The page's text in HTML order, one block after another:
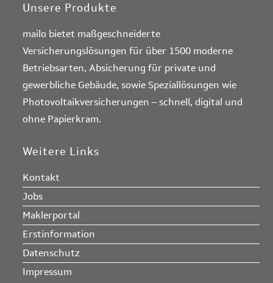
Unsere Produkte
mailo bietet maßgeschneiderte
Versicherungslösungen für über 1500 moderne
Betriebsarten, Absicherung für private und
gewerbliche Gebäude, sowie Speziallösungen wie
Photovoltaikversicherungen – schnell, digital und
ohne Papierkram.
Weitere Links
Kontakt
Jobs
Maklerportal
Erstinformation
Datenschutz
Impressum